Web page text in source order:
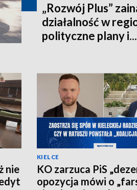
„Rozwój Plus”
działalność w
polityczne plany
nie
KIELCE
KO zarzuca PiS
opozycja mówi o